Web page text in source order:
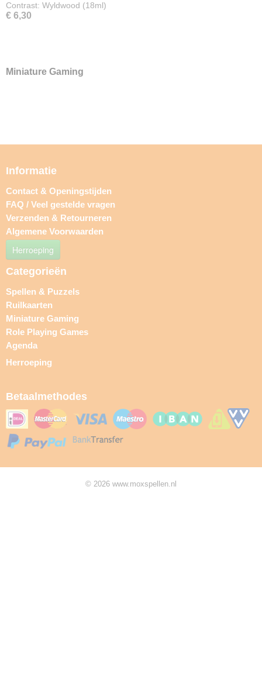
Contrast: Wyldwood (18ml)
€ 6,30
Miniature Gaming
Informatie
Contact & Openingstijden
FAQ / Veel gestelde vragen
Verzenden & Retourneren
Algemene Voorwaarden
Herroeping
Categorieën
Spellen & Puzzels
Ruilkaarten
Miniature Gaming
Role Playing Games
Agenda
Herroeping
Betaalmethodes
© 2026 www.moxspellen.nl